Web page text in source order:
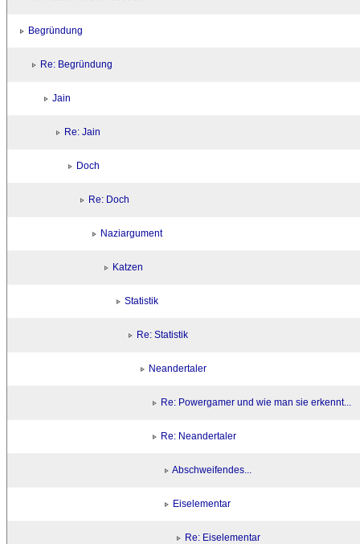
Begründung
Re: Begründung
Jain
Re: Jain
Doch
Re: Doch
Naziargument
Katzen
Statistik
Re: Statistik
Neandertaler
Re: Powergamer und wie man sie erkennt...
Re: Neandertaler
Abschweifendes...
Eiselementar
Re: Eiselementar